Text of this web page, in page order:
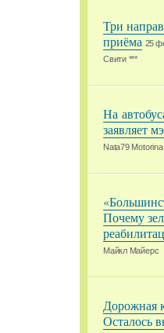
Три
приёма 25
Свити ***
На
заявляет
Nata79 Motorina
Почему
Майкл Майерс
Дорожная
Осталось